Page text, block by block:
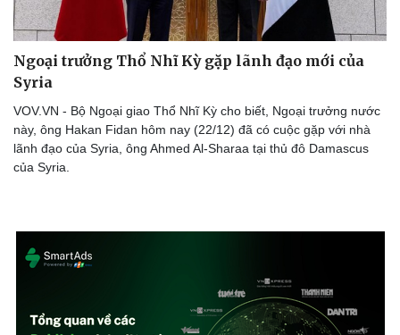
Ngoại trưởng Thổ Nhĩ Kỳ gặp lãnh đạo mới của
Syria
VOV.VN - Bộ Ngoại giao Thổ Nhĩ Kỳ cho biết, Ngoại trưởng nước
này, ông Hakan Fidan hôm nay (22/12) đã có cuộc gặp với nhà
lãnh đạo của Syria, ông Ahmed Al-Sharaa tại thủ đô Damascus
của Syria.